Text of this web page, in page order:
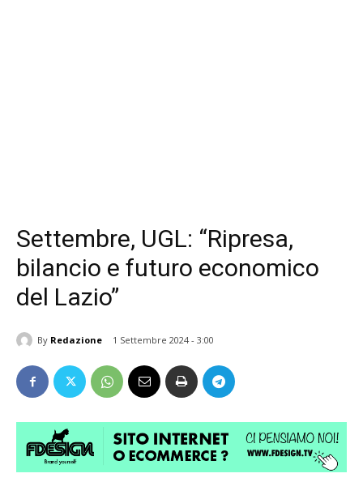
Settembre, UGL: “Ripresa,
bilancio e futuro economico
del Lazio”
By Redazione 1 Settembre 2024 - 3:00